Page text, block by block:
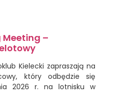
Meeting –
Kielecki zapraszają na
który odbędzie się
2026 r. na lotnisku w